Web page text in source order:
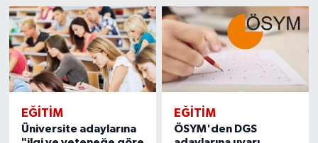
EĞITIM
Üniversite adaylarına
EĞITIM
ÖSYM'den DGS